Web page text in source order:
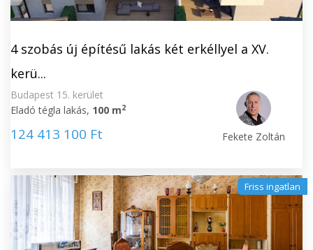
4 szobás új építésű lakás két erkéllyel a XV.
kerü...
Budapest 15. kerület
Eladó tégla lakás, 100 m2
124 413 100 Ft Fekete Zoltán
Friss ingatlan